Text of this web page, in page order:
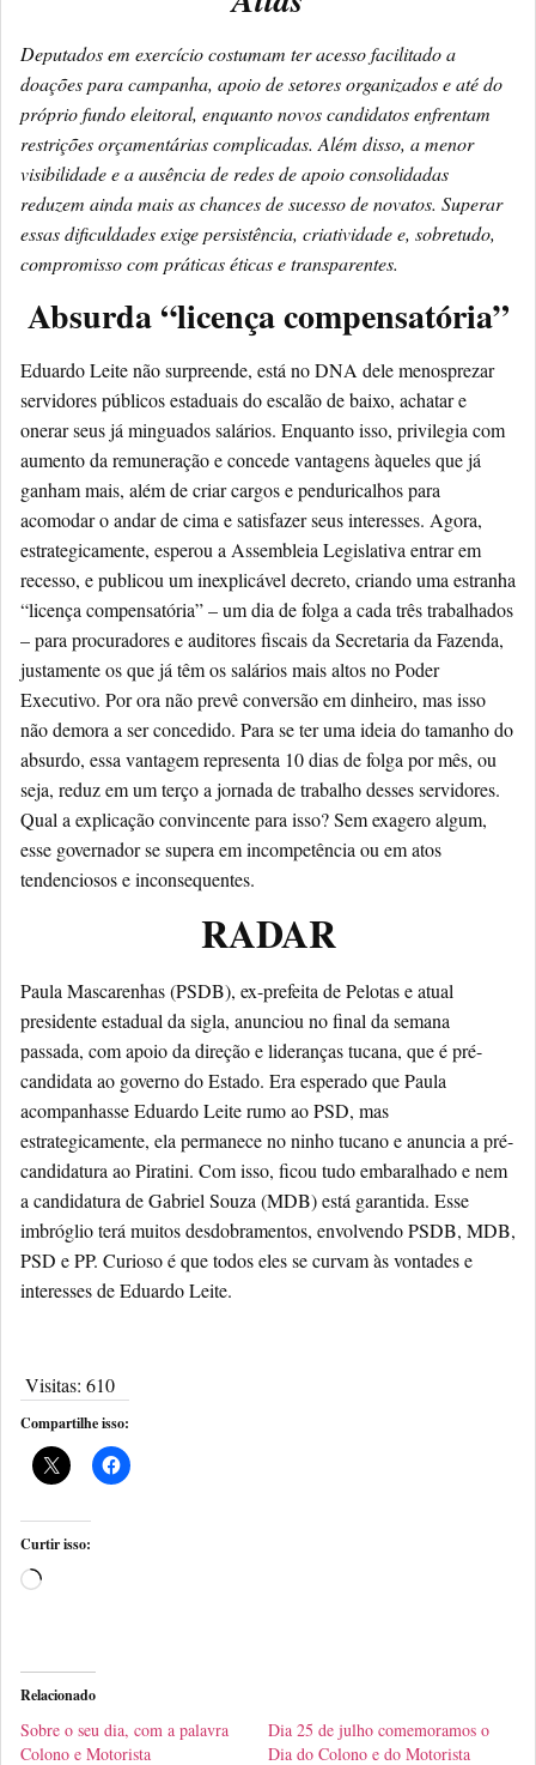
Deputados em exercício costumam ter acesso facilitado a
doações para campanha, apoio de setores organizados e até do
próprio fundo eleitoral, enquanto novos candidatos enfrentam
restrições orçamentárias complicadas. Além disso, a menor
visibilidade e a ausência de redes de apoio consolidadas
reduzem ainda mais as chances de sucesso de novatos. Superar
essas dificuldades exige persistência, criatividade e, sobretudo,
compromisso com práticas éticas e transparentes.
Absurda “licença compensatória”
Eduardo Leite não surpreende, está no DNA dele menosprezar
servidores públicos estaduais do escalão de baixo, achatar e
onerar seus já minguados salários. Enquanto isso, privilegia com
aumento da remuneração e concede vantagens àqueles que já
ganham mais, além de criar cargos e penduricalhos para
acomodar o andar de cima e satisfazer seus interesses. Agora,
estrategicamente, esperou a Assembleia Legislativa entrar em
recesso, e publicou um inexplicável decreto, criando uma estranha
“licença compensatória” – um dia de folga a cada três trabalhados
– para procuradores e auditores fiscais da Secretaria da Fazenda,
justamente os que já têm os salários mais altos no Poder
Executivo. Por ora não prevê conversão em dinheiro, mas isso
não demora a ser concedido. Para se ter uma ideia do tamanho do
absurdo, essa vantagem representa 10 dias de folga por mês, ou
seja, reduz em um terço a jornada de trabalho desses servidores.
Qual a explicação convincente para isso? Sem exagero algum,
esse governador se supera em incompetência ou em atos
tendenciosos e inconsequentes.
RADAR
Paula Mascarenhas (PSDB), ex-prefeita de Pelotas e atual
presidente estadual da sigla, anunciou no final da semana
passada, com apoio da direção e lideranças tucana, que é pré-
candidata ao governo do Estado. Era esperado que Paula
acompanhasse Eduardo Leite rumo ao PSD, mas
estrategicamente, ela permanece no ninho tucano e anuncia a pré-
candidatura ao Piratini. Com isso, ficou tudo embaralhado e nem
a candidatura de Gabriel Souza (MDB) está garantida. Esse
imbróglio terá muitos desdobramentos, envolvendo PSDB, MDB,
PSD e PP. Curioso é que todos eles se curvam às vontades e
interesses de Eduardo Leite.
Visitas: 610
Compartilhe isso:
Curtir isso:
Relacionado
Sobre o seu dia, com a palavra
Colono e Motorista
Dia 25 de julho comemoramos o
Dia do Colono e do Motorista